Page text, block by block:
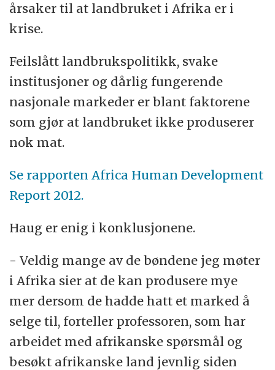
årsaker til at landbruket i Afrika er i
krise.
Feilslått landbrukspolitikk, svake
institusjoner og dårlig fungerende
nasjonale markeder er blant faktorene
som gjør at landbruket ikke produserer
nok mat.
Se rapporten Africa Human Development
Report 2012.
Haug er enig i konklusjonene.
- Veldig mange av de bøndene jeg møter
i Afrika sier at de kan produsere mye
mer dersom de hadde hatt et marked å
selge til, forteller professoren, som har
arbeidet med afrikanske spørsmål og
besøkt afrikanske land jevnlig siden